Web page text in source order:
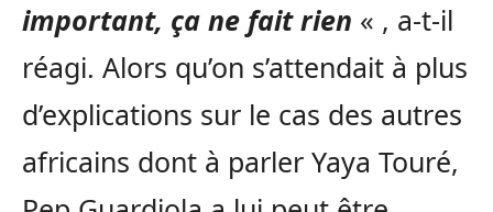
important, ça ne fait rien « , a-t-il
réagi. Alors qu’on s’attendait à plus
d’explications sur le cas des autres
africains dont à parler Yaya Touré,